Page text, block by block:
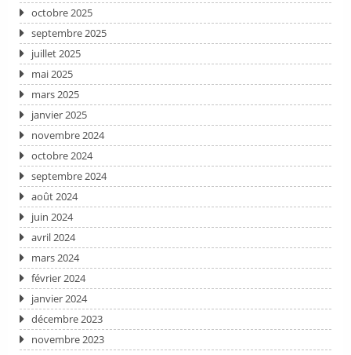
octobre 2025
septembre 2025
juillet 2025
mai 2025
mars 2025
janvier 2025
novembre 2024
octobre 2024
septembre 2024
août 2024
juin 2024
avril 2024
mars 2024
février 2024
janvier 2024
décembre 2023
novembre 2023